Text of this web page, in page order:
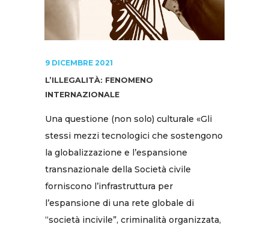
9 DICEMBRE 2021
L’ILLEGALITÀ: FENOMENO
INTERNAZIONALE
Una questione (non solo) culturale «Gli
stessi mezzi tecnologici che sostengono
la globalizzazione e l’espansione
transnazionale della Società civile
forniscono l’infrastruttura per
l’espansione di una rete globale di
“società incivile”, criminalità organizzata,